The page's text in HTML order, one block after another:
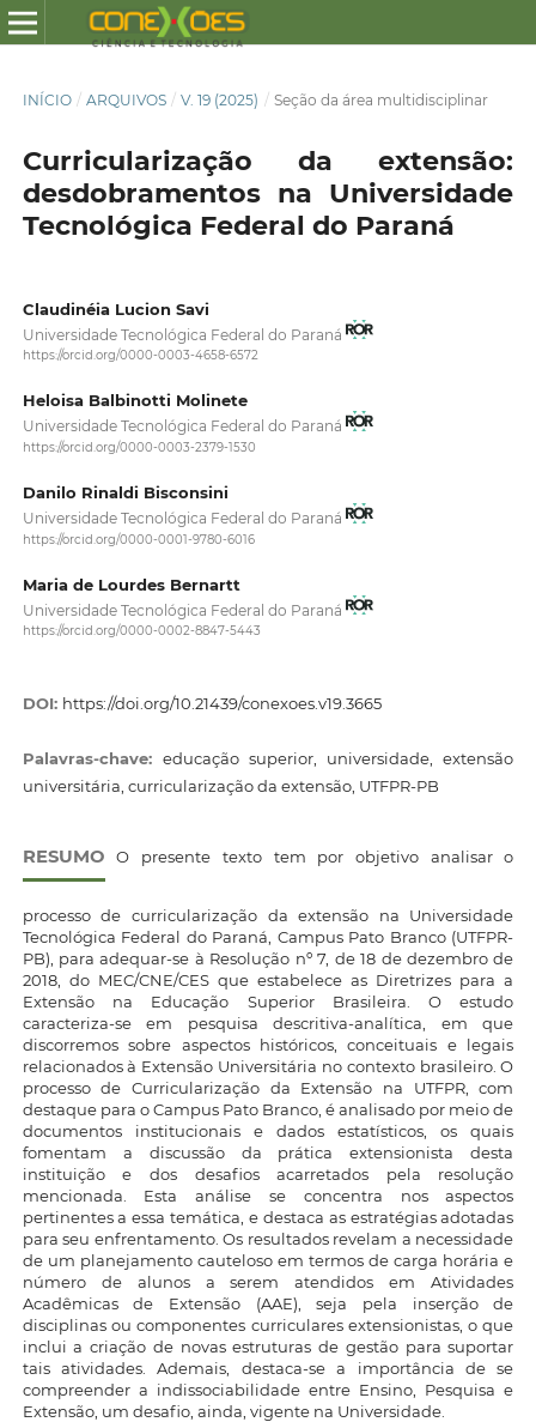
INÍCIO / ARQUIVOS / V. 19 (2025) / Seção da área multidisciplinar
Curricularização da extensão:
desdobramentos na Universidade
Tecnológica Federal do Paraná
Claudinéia Lucion Savi
Universidade Tecnológica Federal do Paraná
https://orcid.org/0000-0003-4658-6572
Heloisa Balbinotti Molinete
Universidade Tecnológica Federal do Paraná
https://orcid.org/0000-0003-2379-1530
Danilo Rinaldi Bisconsini
Universidade Tecnológica Federal do Paraná
https://orcid.org/0000-0001-9780-6016
Maria de Lourdes Bernartt
Universidade Tecnológica Federal do Paraná
https://orcid.org/0000-0002-8847-5443
DOI: https://doi.org/10.21439/conexoes.v19.3665
Palavras-chave: educação superior, universidade, extensão
universitária, curricularização da extensão, UTFPR-PB
RESUMO O presente texto tem por objetivo analisar o
processo de curricularização da extensão na Universidade
Tecnológica Federal do Paraná, Campus Pato Branco (UTFPR-
PB), para adequar-se à Resolução nº 7, de 18 de dezembro de
2018, do MEC/CNE/CES que estabelece as Diretrizes para a
Extensão na Educação Superior Brasileira. O estudo
caracteriza-se em pesquisa descritiva-analítica, em que
discorremos sobre aspectos históricos, conceituais e legais
relacionados à Extensão Universitária no contexto brasileiro. O
processo de Curricularização da Extensão na UTFPR, com
destaque para o Campus Pato Branco, é analisado por meio de
documentos institucionais e dados estatísticos, os quais
fomentam a discussão da prática extensionista desta
instituição e dos desafios acarretados pela resolução
mencionada. Esta análise se concentra nos aspectos
pertinentes a essa temática, e destaca as estratégias adotadas
para seu enfrentamento. Os resultados revelam a necessidade
de um planejamento cauteloso em termos de carga horária e
número de alunos a serem atendidos em Atividades
Acadêmicas de Extensão (AAE), seja pela inserção de
disciplinas ou componentes curriculares extensionistas, o que
inclui a criação de novas estruturas de gestão para suportar
tais atividades. Ademais, destaca-se a importância de se
compreender a indissociabilidade entre Ensino, Pesquisa e
Extensão, um desafio, ainda, vigente na Universidade.